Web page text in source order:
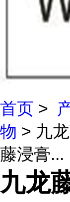
首页 >
物 > 九
藤浸膏...
九龙